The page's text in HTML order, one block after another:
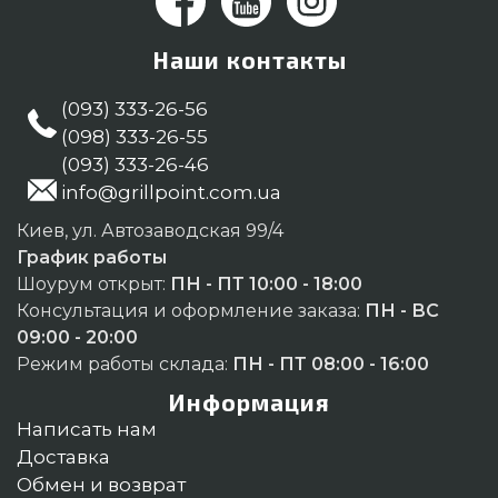
Наши контакты
(093) 333-26-56
(098) 333-26-55
(093) 333-26-46
info@grillpoint.com.ua
Киев, ул. Автозаводская 99/4
График работы
Шоурум открыт: ПН - ПТ 10:00 - 18:00
Консультация и оформление заказа: ПН - ВС
09:00 - 20:00
Режим работы склада: ПН - ПТ 08:00 - 16:00
Информация
Написать нам
Доставка
Обмен и возврат